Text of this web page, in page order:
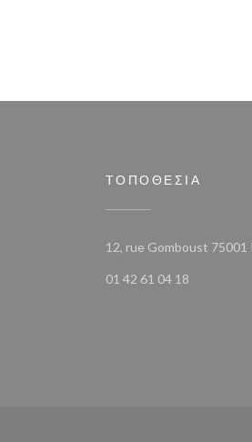
ΤΟΠΟΘΕΣΊΑ
12, rue Gomboust 75001
01 42 61 04 18